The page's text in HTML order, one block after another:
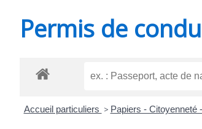
ROGATIEN
Permis de
Accueil particuliers > Papiers - Citoyenneté